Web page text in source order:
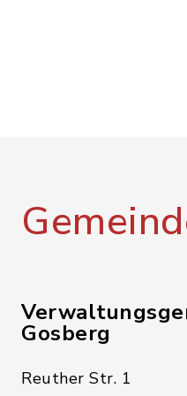
Gosberg
Reuther Str. 1